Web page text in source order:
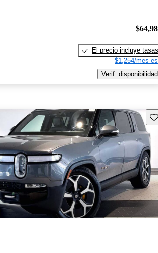
El precio incluye tasas
$1,254/mes
Verif. disponibilidad